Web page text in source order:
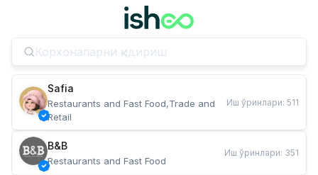
Safia
Restaurants and Fast Food,Trade and
Retail
Иш ўринлари: 511
B&B
Restaurants and Fast Food
Иш ўринлари: 351